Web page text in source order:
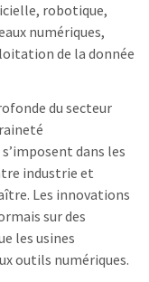
robotique,
numériques,
de la donnée
du secteur
dans les
industrie et
Les innovations
sur des
les usines
outils numériques.